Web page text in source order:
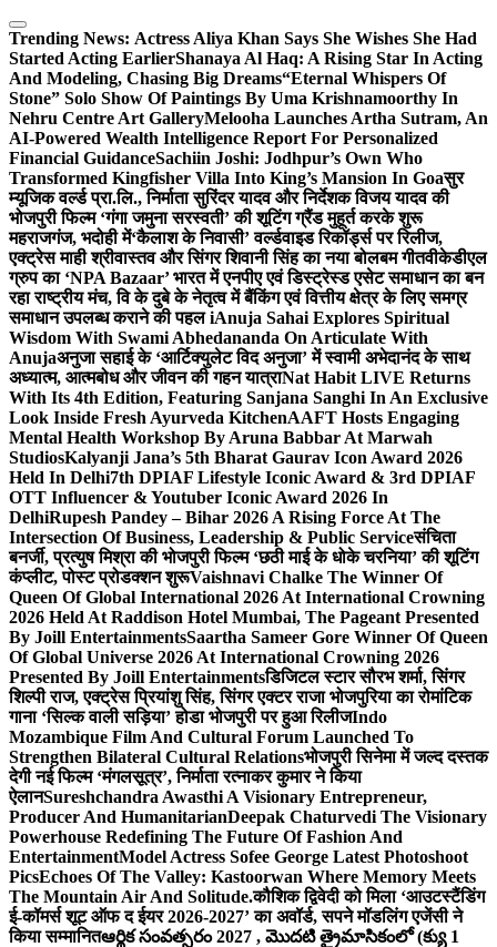
Skip
to
content
Trending News: Actress Aliya Khan Says She Wishes She Had
Started Acting EarlierShanaya Al Haq: A Rising Star In Acting
And Modeling, Chasing Big Dreams“Eternal Whispers Of
Stone” Solo Show Of Paintings By Uma Krishnamoorthy In
Nehru Centre Art GalleryMelooha Launches Artha Sutram, An
AI-Powered Wealth Intelligence Report For Personalized
Financial GuidanceSachiin Joshi: Jodhpur’s Own Who
Transformed Kingfisher Villa Into King’s Mansion In Goaसुर
म्यूजिक वर्ल्ड प्रा.लि., निर्माता सुरिंदर यादव और निर्देशक विजय यादव की
भोजपुरी फिल्म ‘गंगा जमुना सरस्वती’ की शूटिंग ग्रैंड मुहूर्त करके शुरू
महराजगंज, भदोही में‘कैलाश के निवासी’ वर्ल्डवाइड रिकॉर्ड्स पर रिलीज,
एक्ट्रेस माही श्रीवास्तव और सिंगर शिवानी सिंह का नया बोलबम गीतवीकेडीएल
ग्रुप का ‘NPA Bazaar’ भारत में एनपीए एवं डिस्ट्रेस्ड एसेट समाधान का बन
रहा राष्ट्रीय मंच, वि के दुबे के नेतृत्व में बैंकिंग एवं वित्तीय क्षेत्र के लिए समग्र
समाधान उपलब्ध कराने की पहल iAnuja Sahai Explores Spiritual
Wisdom With Swami Abhedananda On Articulate With
Anujaअनुजा सहाई के ‘आर्टिक्युलेट विद अनुजा’ में स्वामी अभेदानंद के साथ
अध्यात्म, आत्मबोध और जीवन की गहन यात्राNat Habit LIVE Returns
With Its 4th Edition, Featuring Sanjana Sanghi In An Exclusive
Look Inside Fresh Ayurveda KitchenAAFT Hosts Engaging
Mental Health Workshop By Aruna Babbar At Marwah
StudiosKalyanji Jana’s 5th Bharat Gaurav Icon Award 2026
Held In Delhi7th DPIAF Lifestyle Iconic Award & 3rd DPIAF
OTT Influencer & Youtuber Iconic Award 2026 In
DelhiRupesh Pandey – Bihar 2026 A Rising Force At The
Intersection Of Business, Leadership & Public Serviceसंचिता
बनर्जी, प्रत्युष मिश्रा की भोजपुरी फिल्म ‘छठी माई के धोके चरनिया’ की शूटिंग
कंप्लीट, पोस्ट प्रोडक्शन शुरूVaishnavi Chalke The Winner Of
Queen Of Global International 2026 At International Crowning
2026 Held At Raddison Hotel Mumbai, The Pageant Presented
By Joill EntertainmentsSaartha Sameer Gore Winner Of Queen
Of Global Universe 2026 At International Crowning 2026
Presented By Joill Entertainmentsडिजिटल स्टार सौरभ शर्मा, सिंगर
शिल्पी राज, एक्ट्रेस प्रियांशु सिंह, सिंगर एक्टर राजा भोजपुरिया का रोमांटिक
गाना ‘सिल्क वाली सड़िया’ होडा भोजपुरी पर हुआ रिलीजIndo
Mozambique Film And Cultural Forum Launched To
Strengthen Bilateral Cultural Relationsभोजपुरी सिनेमा में जल्द दस्तक
देगी नई फिल्म ‘मंगलसूत्र’, निर्माता रत्नाकर कुमार ने किया
ऐलानSureshchandra Awasthi A Visionary Entrepreneur,
Producer And HumanitarianDeepak Chaturvedi The Visionary
Powerhouse Redefining The Future Of Fashion And
EntertainmentModel Actress Sofee George Latest Photoshoot
PicsEchoes Of The Valley: Kastoorwan Where Memory Meets
The Mountain Air And Solitude.कौशिक द्विवेदी को मिला ‘आउटस्टैंडिंग
ई-कॉमर्स शूट ऑफ द ईयर 2026-2027’ का अवॉर्ड, सपने मॉडलिंग एजेंसी ने
किया सम्मानितఆర్థిక సంవత్సరం 2027 , మొదటి త్రైమాసికంలో (క్యు 1